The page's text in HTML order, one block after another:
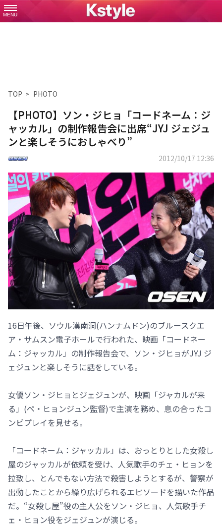
MENU
TOP PHOTO
【PHOTO】ソン・ジヒョ「コードネーム：ジ
ャッカル」の制作報告会に出席“JYJ ジェジュ
ンと楽しそうにおしゃべり”
2012/10/17 12:36
16日午後、ソウル漢南洞(ハンナムドン)のブルースクエ
ア・サムスン電子ホールで行われた、映画「コードネー
ム：ジャッカル」の制作報告会で、ソン・ジヒョがJYJ ジ
ェジュンと楽しそうに話をしている。
女優ソン・ジヒョとジェジュンが、映画「ジャカルが来
る」(ペ・ヒョンジュン監督)で主演を務め、息の合ったコ
ンビプレイを見せる。
「コードネーム：ジャッカル」は、おっとりとした女殺し
屋のジャッカルが依頼を受け、人気歌手のチェ・ヒョンを
拉致し、とんでもない方法で殺害しようとするが、警察が
出動したことから繰り広げられるエピソードを描いた作品
だ。“女殺し屋”役の主人公をソン・ジヒョ、人気歌手チ
ェ・ヒョン役をジェジュンが演じる。